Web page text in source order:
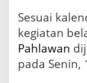
Sesuai
kegiatan
Pahlawan
pada Senin,